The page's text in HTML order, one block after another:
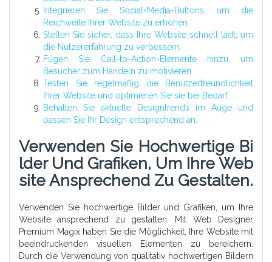
Integrieren Sie Social-Media-Buttons, um die
Reichweite Ihrer Website zu erhöhen.
Stellen Sie sicher, dass Ihre Website schnell lädt, um
die Nutzererfahrung zu verbessern.
Fügen Sie Call-to-Action-Elemente hinzu, um
Besucher zum Handeln zu motivieren.
Testen Sie regelmäßig die Benutzerfreundlichkeit
Ihrer Website und optimieren Sie sie bei Bedarf.
Behalten Sie aktuelle Designtrends im Auge und
passen Sie Ihr Design entsprechend an.
Verwenden Sie Hochwertige Bi
Lder Und Grafiken, Um Ihre Web
Site Ansprechend Zu Gestalten.
Verwenden Sie hochwertige Bilder und Grafiken, um Ihre
Website ansprechend zu gestalten. Mit Web Designer
Premium Magix haben Sie die Möglichkeit, Ihre Website mit
beeindruckenden visuellen Elementen zu bereichern.
Durch die Verwendung von qualitativ hochwertigen Bildern